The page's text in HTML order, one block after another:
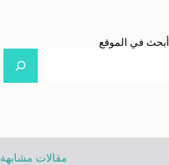
أبحث في الموقع
مقالات مشابهة